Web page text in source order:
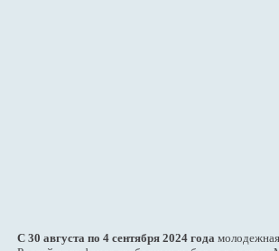
С 30 августа по 4 сентября 2024 года